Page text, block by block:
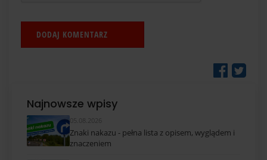
Najnowsze wpisy
05.08.2026
Znaki nakazu - pełna lista z opisem, wyglądem i
znaczeniem